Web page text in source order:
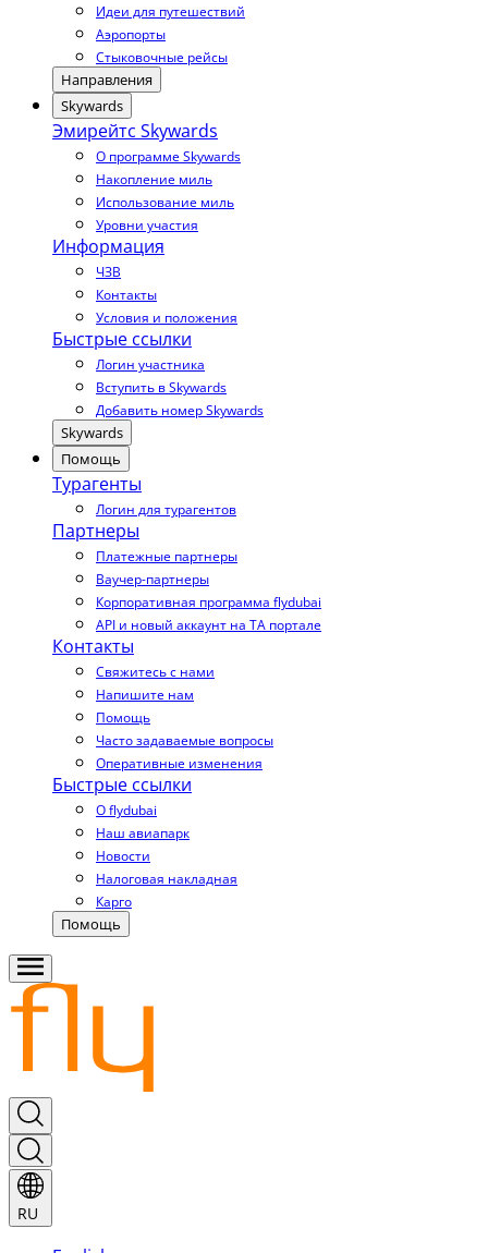
Идеи для путешествий
Аэропорты
Стыковочные рейсы
Направления
Skywards
Эмирейтс Skywards
О программе Skywards
Накопление миль
Использование миль
Уровни участия
Информация
ЧЗВ
Контакты
Условия и положения
Быстрые ссылки
Логин участника
Вступить в Skywards
Добавить номер Skywards
Skywards
Помощь
Турагенты
Логин для турагентов
Партнеры
Платежные партнеры
Ваучер-партнеры
Корпоративная программа flydubai
API и новый аккаунт на TA портале
Контакты
Свяжитесь с нами
Напишите нам
Помощь
Часто задаваемые вопросы
Оперативные изменения
Быстрые ссылки
О flydubai
Наш авиапарк
Новости
Налоговая накладная
Карго
Помощь
RU